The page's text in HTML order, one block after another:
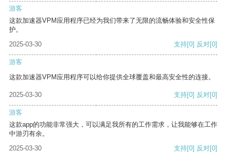
游客
这款加速器VPM应用程序已经为我们带来了无限的流畅体验和安全性保
护。
2025-03-30
支持[0] 反对[0]
游客
这款加速器VPM应用程序可以给你提供全球覆盖和最高安全性的连接。
2025-03-30 支持[0] 反对[0]
游客
这款app的功能非常强大，可以满足我所有的工作需求，让我能够在工作
中游刃有余。
2025-03-30
支持[0] 反对[0]